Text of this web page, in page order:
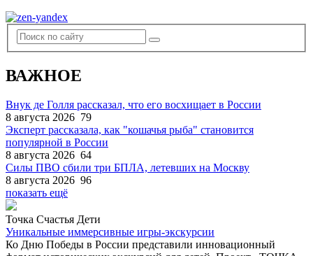
ВАЖНОЕ
Внук де Голля рассказал, что его восхищает в России
8 августа 2026 79
Эксперт рассказала, как "кошачья рыба" становится
популярной в России
8 августа 2026 64
Силы ПВО сбили три БПЛА, летевших на Москву
8 августа 2026 96
показать ещё
Точка Счастья Дети
Уникальные иммерсивные игры-экскурсии
Ко Дню Победы в России представили инновационный